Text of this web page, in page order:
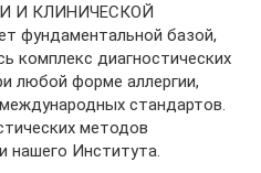
И КЛИНИЧЕСКОЙ
фундаментальной базой,
комплекс диагностических
любой форме аллергии,
стандартов.
методов
нашего Института.